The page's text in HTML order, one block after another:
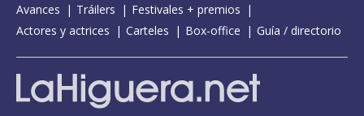
Avances
Tráilers
Festivales + premios
Actores y actrices
Carteles Box-office Guía / directorio